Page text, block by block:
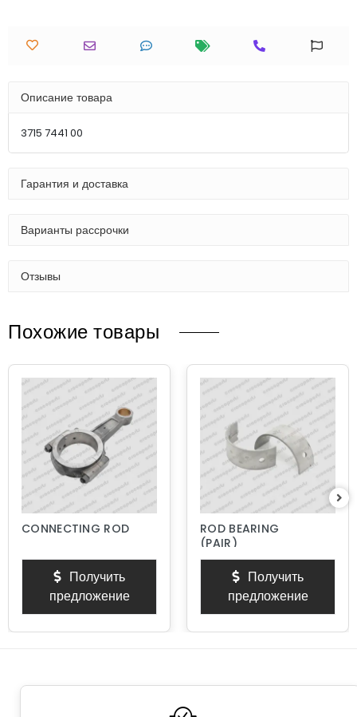
Описание товара
3715 7441 00
Гарантия и доставка
Варианты рассрочки
Отзывы
Похожие товары
CONNECTING ROD
Получить
предложение
ROD BEARING
(PAIR)
Получить
предложение